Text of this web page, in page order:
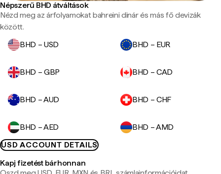
Népszerű BHD átváltások
Nézd meg az árfolyamokat bahreini dinár és más fő devizák
között.
BHD – USD
BHD – EUR
BHD – GBP BHD – CAD
BHD – AUD BHD – CHF
BHD – AED
BHD – AMD
USD ACCOUNT DETAILS
Kapj fizetést bárhonnan